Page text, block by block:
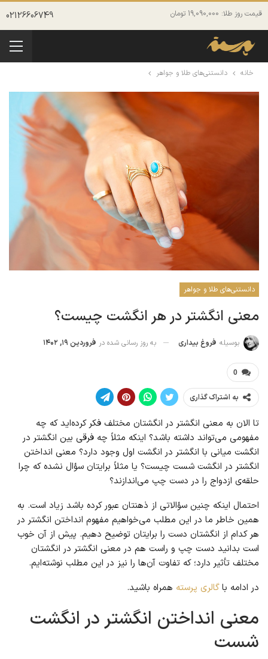
قیمت روز طلا: 19,090,000 تومان 02126606749
خانه دانستنی‌های طلا و جواهر
دانستنی‌های طلا و جواهر
معنی انگشتر در هر انگشت چیست؟
بوسیله فروغ بیداری به روز رسانی شده در فروردین ۱۹, ۱۴۰۲
0
به اشتراک گذاری
تا الان به معنی انگشتر در انگشتان مختلف فکر کرده‌اید که چه
مفهومی می‌تواند داشته باشد؟ اینکه مثلاً چه فرقی بین انگشتر در
انگشت میانی با انگشتر در انگشت اول وجود دارد؟ معنی انداختن
انگشتر در انگشت شست چیست؟ یا مثلاً برایتان سؤال نشده که چرا
حلقه‌ی ازدواج را در دست چپ می‌اندازند؟
احتمال اینکه چنین سؤالاتی از ذهنتان عبور کرده باشد زیاد است. به
همین خاطر ما در این مطلب می‌خواهیم مفهوم انداختن انگشتر در
هر کدام از انگشتان دست را برایتان توضیح دهیم. پیش از آن خوب
است بدانید دست چپ و راست هم در معنی انگشتر در انگشتان
مختلف تأثیر دارد؛ که تفاوت آن‌ها را نیز در این مطلب نوشته‌ایم.
در ادامه باگالری پرسته همراه باشید.
معنی انداختن انگشتر در انگشت
شست